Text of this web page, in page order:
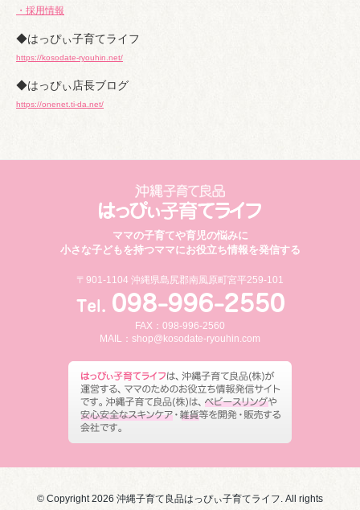
・採用情報
◆はっぴぃ子育てライフ
https://kosodate-ryouhin.net/
◆はっぴぃ店長ブログ
https://onenet.ti-da.net/
ママの子育てや育児の悩みに
小さな子どもを持つママにお役立ち情報を発信する
〒901-1104 沖縄県島尻郡南風原町宮平259-101
FAX：098-996-2560
MAIL： shop@kosodate-ryouhin.com
© Copyright 2026 沖縄子育て良品はっぴぃ子育てライフ. All rights